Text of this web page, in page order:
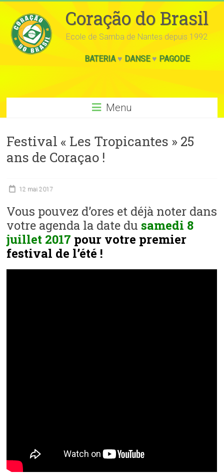
Coração do Brasil
Ecole de Samba de Nantes depuis 1992
BATERIA♥ DANSE♥ PAGODE
Menu
Festival « Les Tropicantes » 25
ans de Coraçao !
12 mai 2017
Vous pouvez d’ores et déjà noter dans
votre agenda la date du samedi 8
juillet 2017 pour votre premier
festival de l’été !